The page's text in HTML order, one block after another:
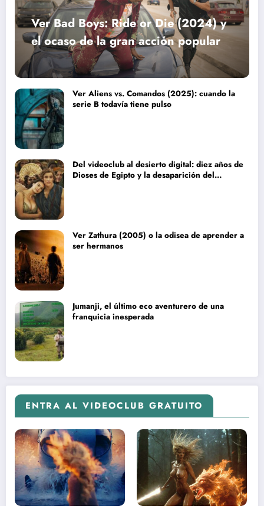
Ver Bad Boys: Ride or Die (2024) y
el ocaso de la gran acción popular
Ver Aliens vs. Comandos (2025): cuando la
serie B todavía tiene pulso
Del videoclub al desierto digital: diez años de
Dioses de Egipto y la desaparición del
Ver Zathura (2005) o la odisea de aprender a
ser hermanos
Jumanji, el último eco aventurero de una
franquicia inesperada
ENTRA AL VIDEOCLUB GRATUITO